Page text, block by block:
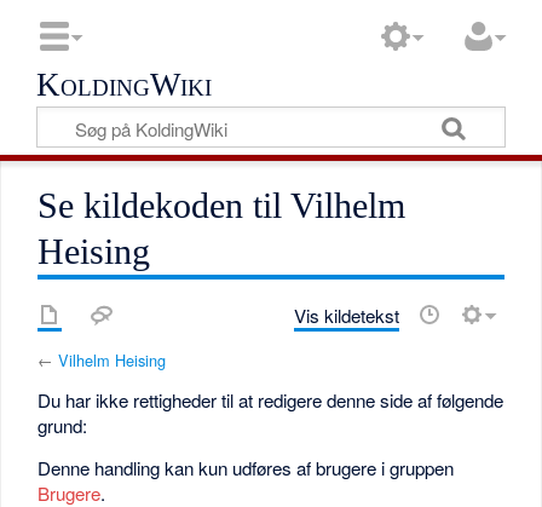
KoldingWiki
Se kildekoden til Vilhelm
Heising
Vis kildetekst
←Vilhelm Heising
Du har ikke rettigheder til at redigere denne side af følgende
grund:
Denne handling kan kun udføres af brugere i gruppen
Brugere.